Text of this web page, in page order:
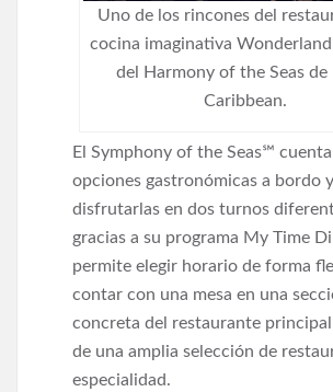
Uno de los rincones del
cocina imaginativa
del Harmony of the Seas de
Caribbean.
El Symphony of the Seas℠
opciones gastronómicas a bordo
disfrutarlas en dos turnos
gracias a su programa My Time
permite elegir horario de forma
contar con una mesa en una
concreta del restaurante
de una amplia selección de
especialidad.